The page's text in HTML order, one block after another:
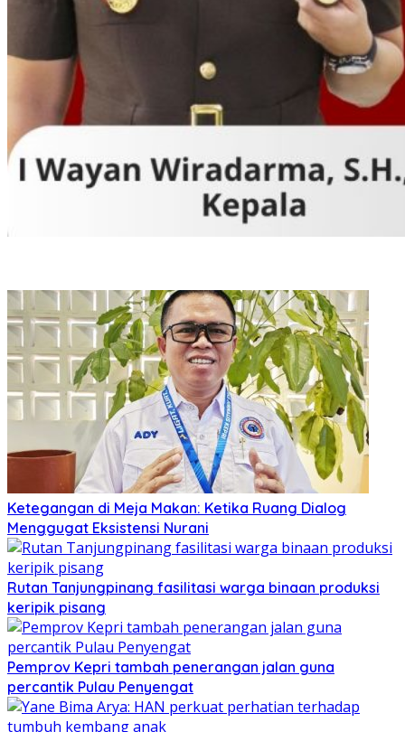
Ketegangan di Meja Makan: Ketika Ruang Dialog
Menggugat Eksistensi Nurani
Rutan Tanjungpinang fasilitasi warga binaan produksi
keripik pisang
Pemprov Kepri tambah penerangan jalan guna
percantik Pulau Penyengat